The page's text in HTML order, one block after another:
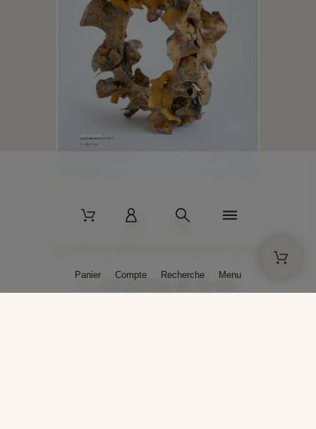
+33 (0)3 86 45 50 00
Panier Compte Recherche Menu